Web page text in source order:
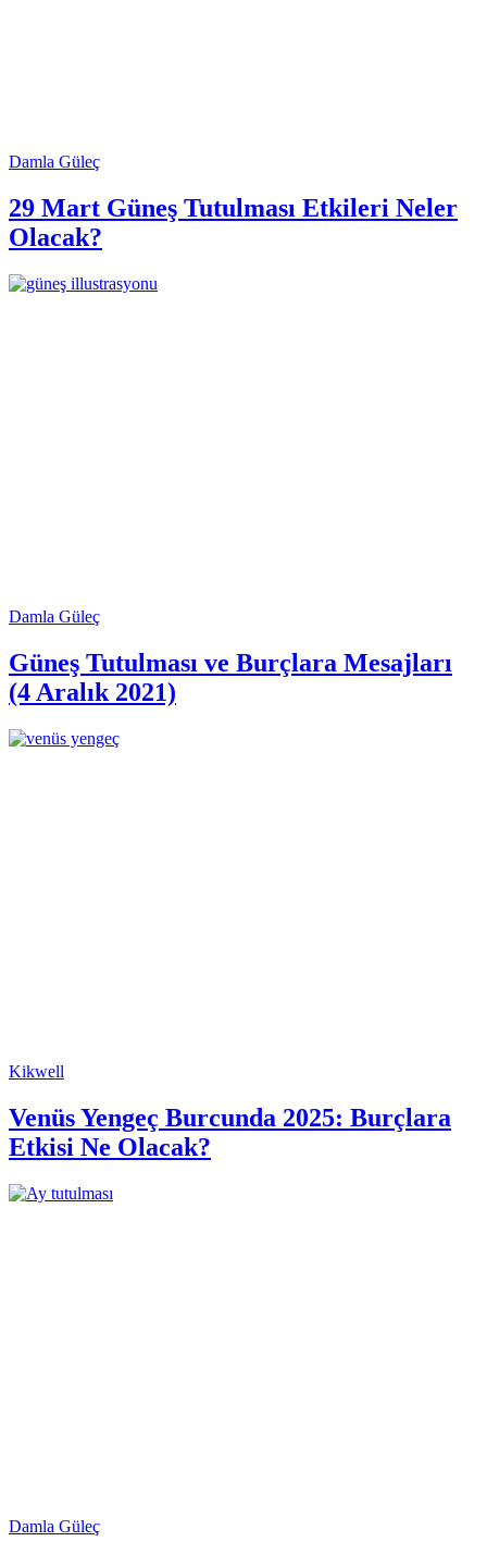
Damla Güleç
29 Mart Güneş Tutulması Etkileri Neler
Olacak?
Damla Güleç
Güneş Tutulması ve Burçlara Mesajları
(4 Aralık 2021)
Kikwell
Venüs Yengeç Burcunda 2025: Burçlara
Etkisi Ne Olacak?
Damla Güleç